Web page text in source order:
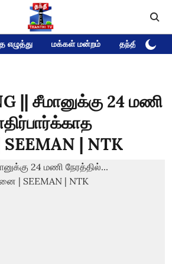
எழுத்து மக்கள் மன்றம் தந்தி டிவி
|| சீமானுக்கு 24 மணி
| NTK